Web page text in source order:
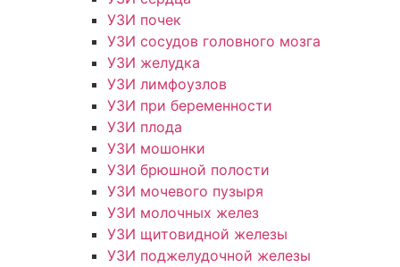
УЗИ почек
УЗИ сосудов головного мозга
УЗИ желудка
УЗИ лимфоузлов
УЗИ при беременности
УЗИ плода
УЗИ мошонки
УЗИ брюшной полости
УЗИ мочевого пузыря
УЗИ молочных желез
УЗИ щитовидной железы
УЗИ поджелудочной железы